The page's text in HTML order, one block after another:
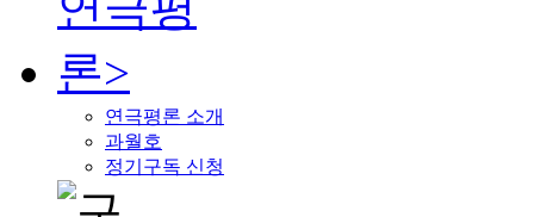
연극평론 소개
과월호
정기구독 신청